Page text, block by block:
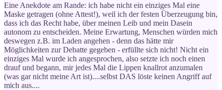
Eine Anekdote am Rande: ich habe nicht ein einziges Mal eine
Maske getragen (ohne Attest!), weil ich der festen Überzeugung bin,
dass ich das Recht habe, über meinen Leib und mein Dasein
autonom zu entscheiden. Meine Erwartung, Menschen würden mich
deswegen z.B. im Laden angehen - denn das hätte mir
Möglichkeiten zur Debatte gegeben - erfüllte sich nicht! Nicht ein
einziges Mal wurde ich angesprochen, also setzte ich noch einen
drauf und begann, mir jedes Mal die Lippen knallrot anzumalen
(was gar nicht meine Art ist)....selbst DAS löste keinen Angriff auf
mich aus....